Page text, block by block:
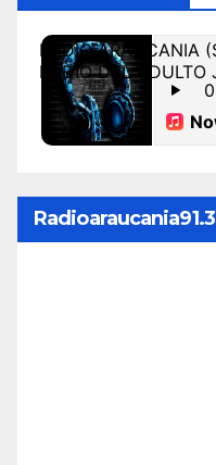
Radioaraucania91.3